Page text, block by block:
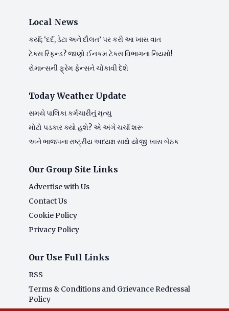
Local News
કર્યા; ‘દર્દ, ડેટા અને દૌલત’ પર કરી આ ખાસ વાત
ટેક્સ રિફન્ડ? જાણો ઈનકમ ટેક્સ વિભાગના નિયમો!
રોમાન્સની ફ્રેમ ફેન્સને ચોંકાવી દેશે
Today Weather Update
સમયે પાલિકા કર્મચારીનું મૃત્યુ
મોટો પડકાર ક્યો હશે? એ અંગે ચર્ચા શરૂ
અને ભાજપના રાષ્ટ્રીય અધ્યક્ષ સાથે યોજી ખાસ બેઠક
Our Group Site Links
Advertise with Us
Contact Us
Cookie Policy
Privacy Policy
Our Use Full Links
RSS
Terms & Conditions and Grievance Redressal
Policy